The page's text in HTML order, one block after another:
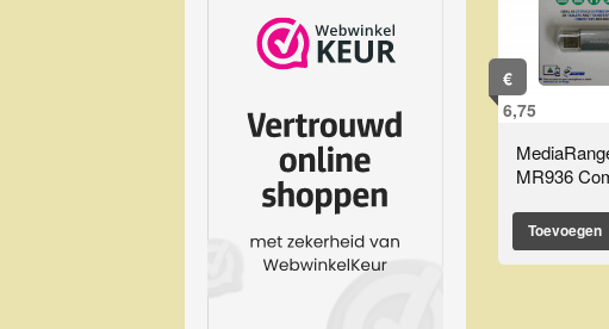
€
6,75
MR936
Toevoegen